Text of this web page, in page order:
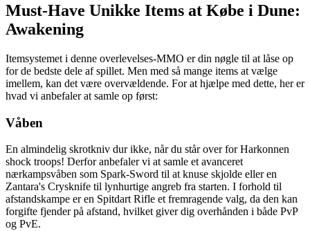
Must-Have Unikke Items at Købe i Dune:
Awakening
Itemsystemet i denne overlevelses-MMO er din nøgle til at låse op
for de bedste dele af spillet. Men med så mange items at vælge
imellem, kan det være overvældende. For at hjælpe med dette, her er
hvad vi anbefaler at samle op først:
Våben
En almindelig skrotkniv dur ikke, når du står over for Harkonnen
shock troops! Derfor anbefaler vi at samle et avanceret
nærkampsvåben som Spark-Sword til at knuse skjolde eller en
Zantara's Crysknife til lynhurtige angreb fra starten. I forhold til
afstandskampe er en Spitdart Rifle et fremragende valg, da den kan
forgifte fjender på afstand, hvilket giver dig overhånden i både PvP
og PvE.